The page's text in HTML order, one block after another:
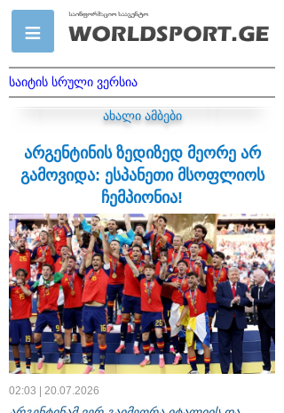
საიტის სრული ვერსია
ახალი ამბები
არგენტინის ზედიზედ მეორე არ
გამოვიდა: ესპანეთი მსოფლიოს
ჩემპიონია!
02:03 | 20.07.2026